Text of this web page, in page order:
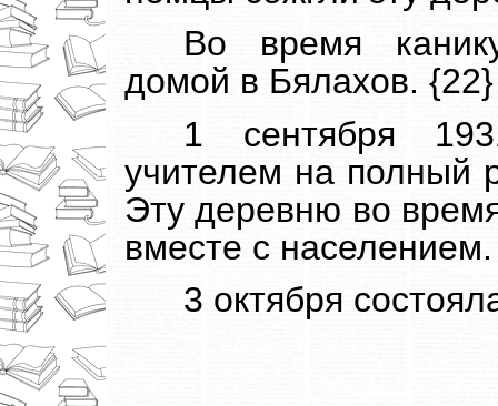
Во время
домой в Бялахов. {22}
1 сентября
учителем на полный
Эту деревню во
вместе с населением.
3 октября